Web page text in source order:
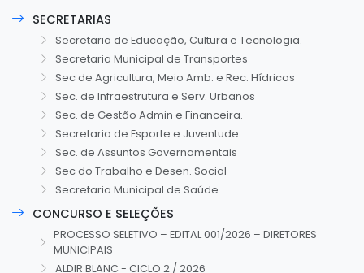
SECRETARIAS
Secretaria de Educação, Cultura e Tecnologia.
Secretaria Municipal de Transportes
Sec de Agricultura, Meio Amb. e Rec. Hídricos
Sec. de Infraestrutura e Serv. Urbanos
Sec. de Gestão Admin e Financeira.
Secretaria de Esporte e Juventude
Sec. de Assuntos Governamentais
Sec do Trabalho e Desen. Social
Secretaria Municipal de Saúde
CONCURSO E SELEÇÕES
PROCESSO SELETIVO – EDITAL 001/2026 – DIRETORES
MUNICIPAIS
ALDIR BLANC - CICLO 2 / 2026